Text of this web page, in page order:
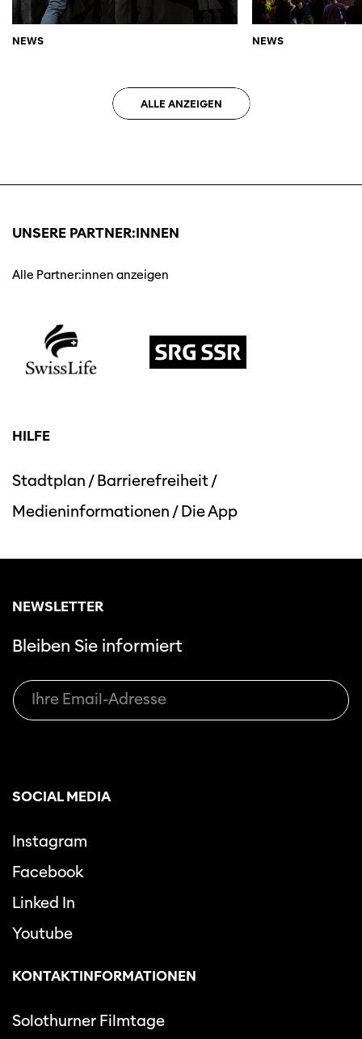
ALLE ANZEIGEN
NEWS NEWS
UNSERE PARTNER:INNEN
Alle Partner:innen anzeigen
HILFE
Stadtplan /Barrierefreiheit/
Medieninformationen /Die App
NEWSLETTER
Bleiben Sie informiert
SOCIAL MEDIA
Instagram
Facebook
Linked In
Youtube
KONTAKTINFORMATIONEN
Solothurner Filmtage